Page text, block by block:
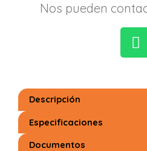
Nos pueden
a
Descripción
Especificaciones
Documentos